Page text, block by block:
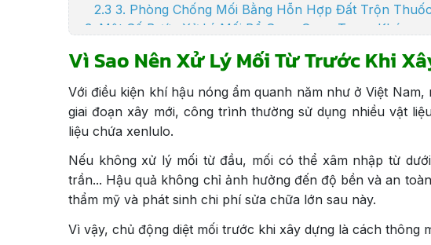
2.3 3. Phòng Chống Mối Bằng Hỗn Hợp Đất Trộn Thuốc
3. Một Số Bước Xử Lý Mối Bổ Sung Quan Trọng Khác
4. An Tâm Xây Nhà Với Dịch Vụ Xử Lý Mối Tận Gốc Tại
Vì Sao Nên Xử Lý Mối Từ Trước Khi
Với điều kiện khí hậu nóng ẩm quanh năm như ở Việt
giai đoạn xây mới, công trình thường sử dụng nhiều vật
liệu chứa xenlulo.
Nếu không xử lý mối từ đầu, mối có thể xâm nhập từ
trần... Hậu quả không chỉ ảnh hưởng đến độ bền và an
thẩm mỹ và phát sinh chi phí sửa chữa lớn sau này.
Vì vậy, chủ động diệt mối trước khi xây dựng là cách thông